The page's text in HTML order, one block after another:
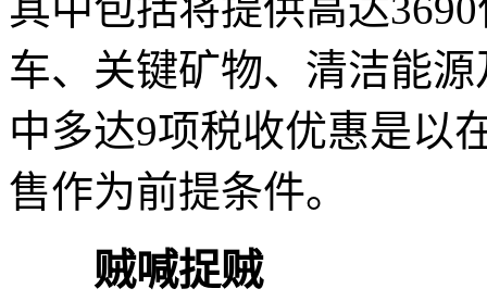
其中包括将提供高达
车、关键矿物、清洁能
中多达9项税收优惠是以
售作为前提条件。
贼喊捉贼